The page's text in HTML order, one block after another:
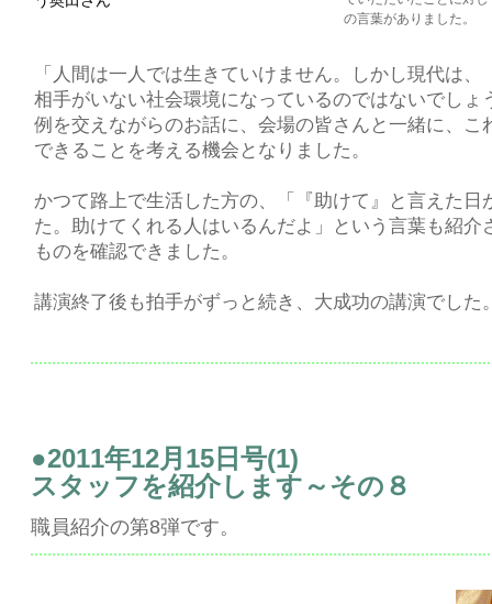
の言葉がありました。
「人間は一人では生きていけません。しかし現代は
相手がいない社会環境になっているのではないでしょ
例を交えながらのお話に、会場の皆さんと一緒に、こ
できることを考える機会となりました。
かつて路上で生活した方の、「『助けて』と言えた日
た。助けてくれる人はいるんだよ」という言葉も紹介
ものを確認できました。
講演終了後も拍手がずっと続き、大成功の講演でした
●2011年12月15日号(1)
スタッフを紹介します～その８
職員紹介の第8弾です。